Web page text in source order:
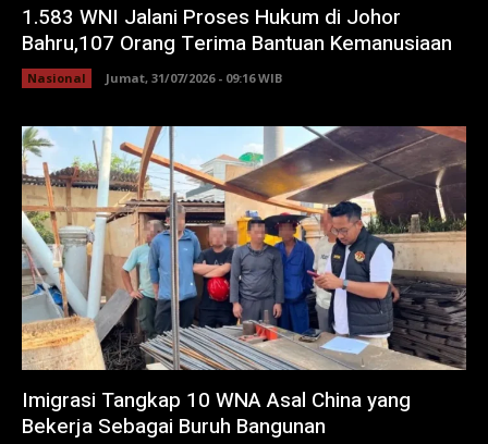
1.583 WNI Jalani Proses Hukum di Johor
Bahru,107 Orang Terima Bantuan Kemanusiaan
Nasional Jumat, 31/07/2026 - 09:16 WIB
Imigrasi Tangkap 10 WNA Asal China yang
Bekerja Sebagai Buruh Bangunan